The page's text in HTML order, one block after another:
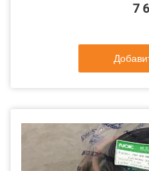
7